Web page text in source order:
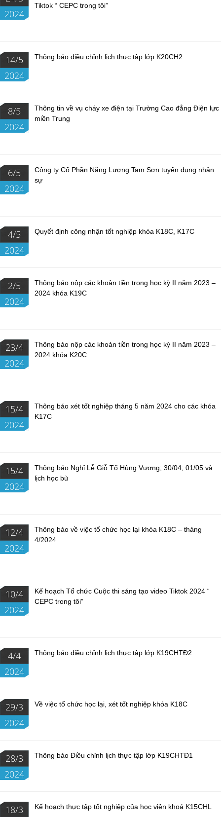
2024
Tiktok “ CEPC trong tôi”
14/5
2024
Thông báo điều chỉnh lịch thực tập lớp K20CH2
8/5
2024
Thông tin về vụ cháy xe điện tại Trường Cao đẳng Điện lực
miền Trung
6/5
2024
Công ty Cổ Phần Năng Lượng Tam Sơn tuyển dụng nhân
sự
4/5
2024
Quyết định công nhận tốt nghiệp khóa K18C, K17C
2/5
2024
Thông báo nộp các khoản tiền trong học kỳ II năm 2023 –
2024 khóa K19C
23/4
2024
Thông báo nộp các khoản tiền trong học kỳ II năm 2023 –
2024 khóa K20C
15/4
2024
Thông báo xét tốt nghiệp tháng 5 năm 2024 cho các khóa
K17C
15/4
2024
Thông báo Nghỉ Lễ Giỗ Tổ Hùng Vương; 30/04; 01/05 và
lịch học bù
12/4
2024
Thông báo về việc tổ chức học lại khóa K18C – tháng
4/2024
10/4
2024
Kế hoạch Tổ chức Cuộc thi sáng tạo video Tiktok 2024 “
CEPC trong tôi”
4/4
2024
Thông báo điều chỉnh lịch thực tập lớp K19CHTĐ2
29/3
2024
Về việc tổ chức học lại, xét tốt nghiệp khóa K18C
28/3
2024
Thông báo Điều chỉnh lịch thực tập lớp K19CHTĐ1
18/3
Kế hoạch thực tập tốt nghiệp của học viên khoá K15CHL